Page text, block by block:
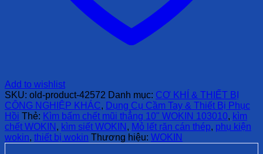
Add to wishlist
SKU: old-product-42572 Danh mục: CƠ KHÍ & THIẾT BỊ
CÔNG NGHIỆP KHÁC, Dụng Cụ Cầm Tay & Thiết Bị Phục
Hồi Thẻ: Kìm bấm chết mũi thẳng 10" WOKIN 103010, kìm
chết WOKIN , kìm siết WOKIN , Mỏ lết răn cán thép, phụ kiện
wokin, thiết bị wokin Thương hiệu: WOKIN